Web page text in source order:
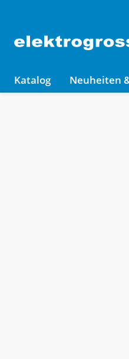
Katalog Neuheiten